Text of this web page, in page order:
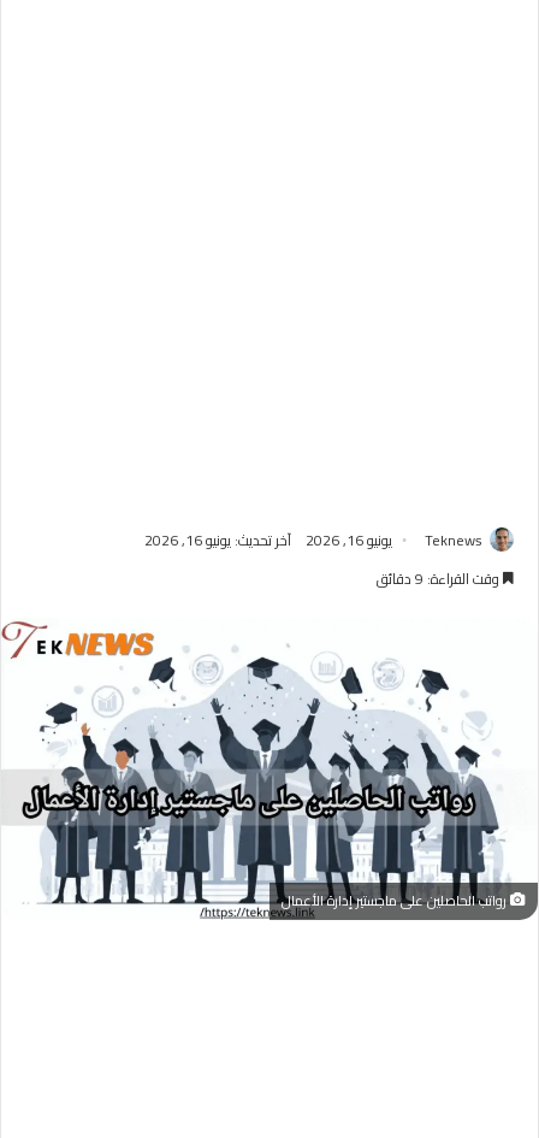
Teknews يونيو 16, 2026
آخر تحديث: يونيو 16, 2026
وقت القراءة: 9 دقائق
رواتب الحاصلين على ماجستير إدارة الأعمال